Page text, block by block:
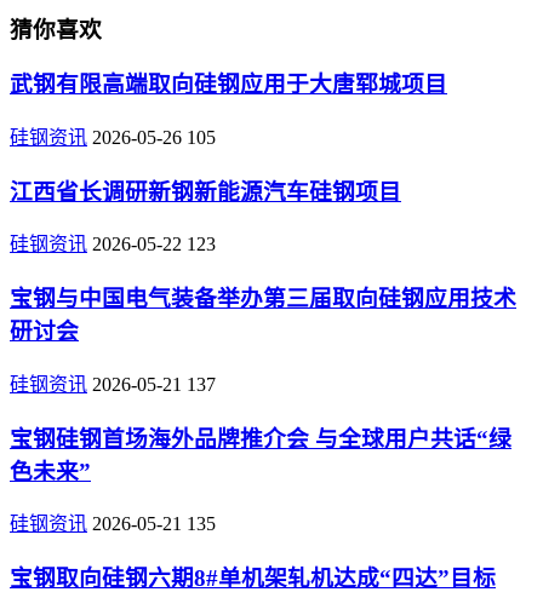
猜你喜欢
武钢有限高端取向硅钢应用于大唐郓城项目
硅钢资讯 2026-05-26 105
江西省长调研新钢新能源汽车硅钢项目
硅钢资讯 2026-05-22 123
宝钢与中国电气装备举办第三届取向硅钢应用技术
研讨会
硅钢资讯 2026-05-21 137
宝钢硅钢首场海外品牌推介会 与全球用户共话“绿
色未来”
硅钢资讯 2026-05-21 135
宝钢取向硅钢六期8#单机架轧机达成“四达”目标